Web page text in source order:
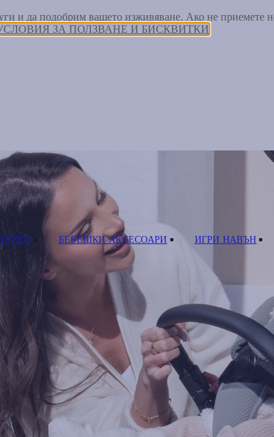
и да подобрим вашето изживяване. Ако не приемете
ЗА ПОЛЗВАНЕ И БИСКВИТКИ
БЕБЕШКИ АКСЕСОАРИ ИГРИ НАВЪН